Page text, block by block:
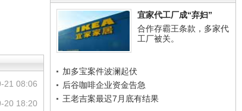
宜家代工厂成“弃妇”
合作存霸王条款，多家代
工厂被关。
加多宝案件波澜起伏
后谷咖啡企业资金告急
王老吉案最迟7月底有结果
21 08:06
20 18:20